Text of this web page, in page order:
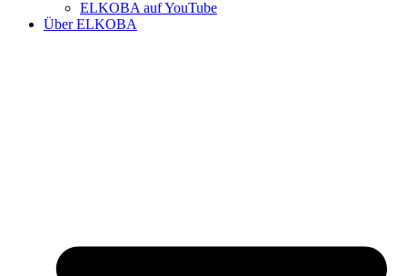
ELKOBA auf YouTube
Über ELKOBA